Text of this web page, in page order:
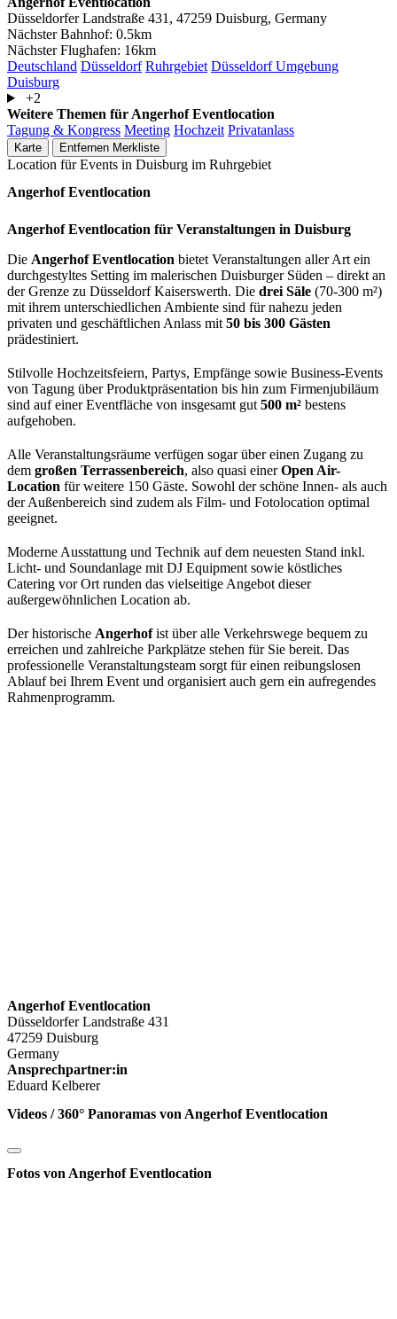
Düsseldorfer Landstraße 431, 47259 Duisburg, Germany
Nächster Bahnhof: 0.5km
Nächster Flughafen: 16km
Deutschland Düsseldorf Ruhrgebiet Düsseldorf Umgebung
Duisburg
+2
Weitere Themen für Angerhof Eventlocation
Tagung & Kongress Meeting Hochzeit Privatanlass
Karte Entfernen Merkliste
Location für Events in Duisburg im Ruhrgebiet
Angerhof Eventlocation
Angerhof Eventlocation für Veranstaltungen in Duisburg
Die Angerhof Eventlocation bietet Veranstaltungen aller Art ein
durchgestyltes Setting im malerischen Duisburger Süden – direkt an
der Grenze zu Düsseldorf Kaiserswerth. Die drei Säle (70-300 m²)
mit ihrem unterschiedlichen Ambiente sind für nahezu jeden
privaten und geschäftlichen Anlass mit 50 bis 300 Gästen
prädestiniert.
Stilvolle Hochzeitsfeiern, Partys, Empfänge sowie Business-Events
von Tagung über Produktpräsentation bis hin zum Firmenjubiläum
sind auf einer Eventfläche von insgesamt gut 500 m² bestens
aufgehoben.
Alle Veranstaltungsräume verfügen sogar über einen Zugang zu
dem großen Terrassenbereich, also quasi einerOpen Air-
Location für weitere 150 Gäste. Sowohl der schöne Innen- als auch
der Außenbereich sind zudem als Film- und Fotolocation optimal
geeignet.
Moderne Ausstattung und Technik auf dem neuesten Stand inkl.
Licht- und Soundanlage mit DJ Equipment sowie köstliches
Catering vor Ort runden das vielseitige Angebot dieser
außergewöhnlichen Location ab.
Der historische Angerhofist über alle Verkehrswege bequem zu
erreichen und zahlreiche Parkplätze stehen für Sie bereit. Das
professionelle Veranstaltungsteam sorgt für einen reibungslosen
Ablauf bei Ihrem Event und organisiert auch gern ein aufregendes
Rahmenprogramm.
Angerhof Eventlocation
Düsseldorfer Landstraße 431
47259 Duisburg
Germany
Ansprechpartner:in
Eduard Kelberer
Videos / 360° Panoramas von Angerhof Eventlocation
Fotos von Angerhof Eventlocation